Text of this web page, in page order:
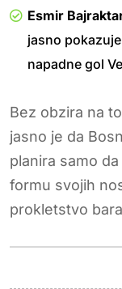
Esmir
jasno
napadne gol
Bez obzira na
jasno je da
planira samo
formu svojih
prokletstvo